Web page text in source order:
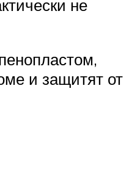
не
и защитят от